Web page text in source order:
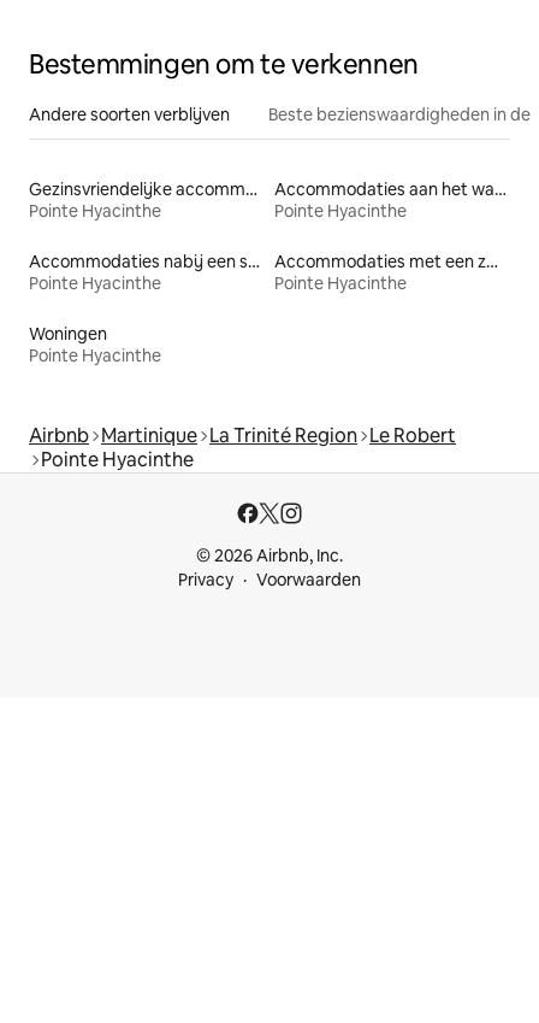
Bestemmingen om te verkennen
Andere soorten verblijven Beste bezienswaardigheden in de
Gezinsvriendelijke accommodaties
Pointe Hyacinthe
Accommodaties aan het water
Pointe Hyacinthe
Accommodaties nabij een strand
Pointe Hyacinthe
Accommodaties met een zwembad
Pointe Hyacinthe
Woningen
Pointe Hyacinthe
Airbnb Martinique La Trinité Region Le Robert
Pointe Hyacinthe
© 2026 Airbnb, Inc.
Privacy
Voorwaarden